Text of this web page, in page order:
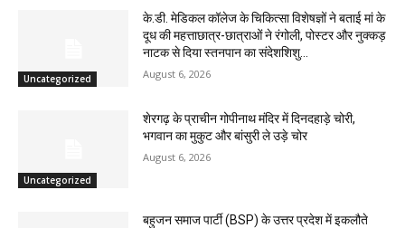
Uncategorized
के.डी. मेडिकल कॉलेज के चिकित्सा विशेषज्ञों ने बताई मां के
दूध की महत्ताछात्र-छात्राओं ने रंगोली, पोस्टर और नुक्कड़
नाटक से दिया स्तनपान का संदेशशिशु...
August 6, 2026
Uncategorized
शेरगढ़ के प्राचीन गोपीनाथ मंदिर में दिनदहाड़े चोरी,
भगवान का मुकुट और बांसुरी ले उड़े चोर
August 6, 2026
बहुजन समाज पार्टी (BSP) के उत्तर प्रदेश में इकलौते